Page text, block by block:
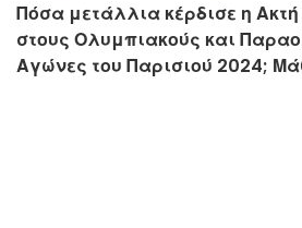
Πόσα μετάλλια κέρδισε η
στους Ολυμπιακούς και
Αγώνες του Παρισιού 2024;